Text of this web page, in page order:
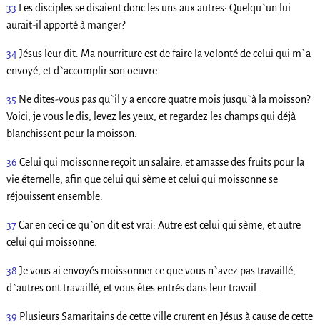
33 Les disciples se disaient donc les uns aux autres: Quelqu`un lui
aurait-il apporté à manger?
34Jésus leur dit: Ma nourriture est de faire la volonté de celui qui m`a
envoyé, et d`accomplir son oeuvre.
35 Ne dites-vous pas qu`il y a encore quatre mois jusqu`à la moisson?
Voici, je vous le dis, levez les yeux, et regardez les champs qui déjà
blanchissent pour la moisson.
36 Celui qui moissonne reçoit un salaire, et amasse des fruits pour la
vie éternelle, afin que celui qui sème et celui qui moissonne se
réjouissent ensemble.
37Car en ceci ce qu`on dit est vrai: Autre est celui qui sème, et autre
celui qui moissonne.
38 Je vous ai envoyés moissonner ce que vous n`avez pas travaillé;
d`autres ont travaillé, et vous êtes entrés dans leur travail.
39 Plusieurs Samaritains de cette ville crurent en Jésus à cause de cette